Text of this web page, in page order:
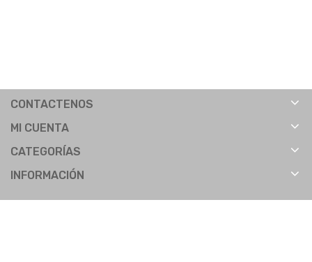
CONTACTENOS
MI CUENTA
CATEGORÍAS
INFORMACIÓN